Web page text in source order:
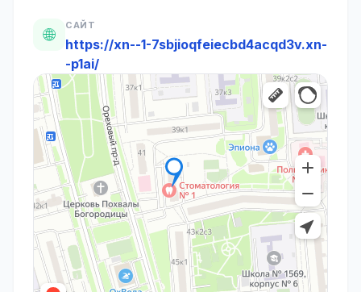
🌐 САЙТ
https://xn--1-7sbjioqfeiecbd4acqd3v.xn-
-p1ai/